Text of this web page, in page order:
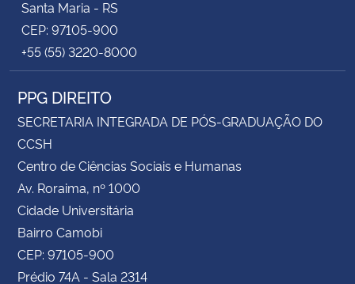
Santa Maria - RS
CEP: 97105-900
+55 (55) 3220-8000
PPG DIREITO
SECRETARIA INTEGRADA DE PÓS-GRADUAÇÃO DO
CCSH
Centro de Ciências Sociais e Humanas
Av. Roraima, nº 1000
Cidade Universitária
Bairro Camobi
CEP: 97105-900
Prédio 74A - Sala 2314